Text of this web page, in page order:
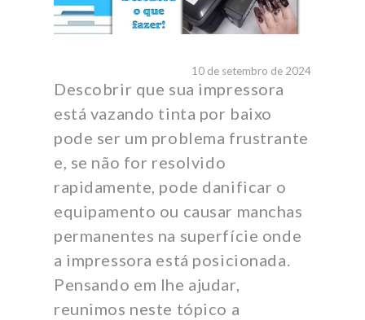
10 de setembro de 2024
Descobrir que sua impressora
está vazando tinta por baixo
pode ser um problema frustrante
e, se não for resolvido
rapidamente, pode danificar o
equipamento ou causar manchas
permanentes na superfície onde
a impressora está posicionada.
Pensando em lhe ajudar,
reunimos neste tópico a